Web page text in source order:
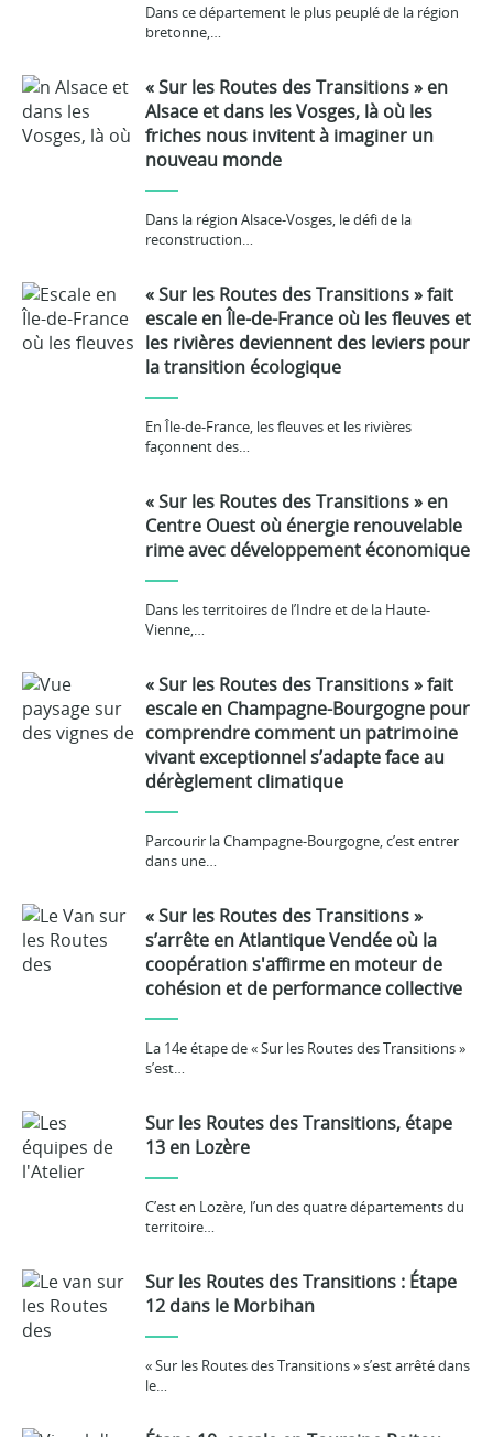
Dans ce département le plus peuplé de la région
bretonne,…
« Sur les Routes des Transitions » en
Alsace et dans les Vosges, là où les
friches nous invitent à imaginer un
nouveau monde
Dans la région Alsace-Vosges, le défi de la
reconstruction…
« Sur les Routes des Transitions » fait
escale en Île-de-France où les fleuves et
les rivières deviennent des leviers pour
la transition écologique
En Île-de-France, les fleuves et les rivières
façonnent des…
« Sur les Routes des Transitions » en
Centre Ouest où énergie renouvelable
rime avec développement économique
Dans les territoires de l’Indre et de la Haute-
Vienne,…
« Sur les Routes des Transitions » fait
escale en Champagne-Bourgogne pour
comprendre comment un patrimoine
vivant exceptionnel s’adapte face au
dérèglement climatique
Parcourir la Champagne-Bourgogne, c’est entrer
dans une…
« Sur les Routes des Transitions »
s’arrête en Atlantique Vendée où la
coopération s'affirme en moteur de
cohésion et de performance collective
La 14e étape de « Sur les Routes des Transitions »
s’est…
Sur les Routes des Transitions, étape
13 en Lozère
C’est en Lozère, l’un des quatre départements du
territoire…
Sur les Routes des Transitions : Étape
12 dans le Morbihan
« Sur les Routes des Transitions » s’est arrêté dans
le…